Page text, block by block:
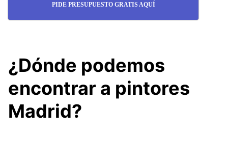
PIDE PRESUPUESTO GRATIS AQUÍ
¿Dónde podemos
encontrar a pintores
Madrid?